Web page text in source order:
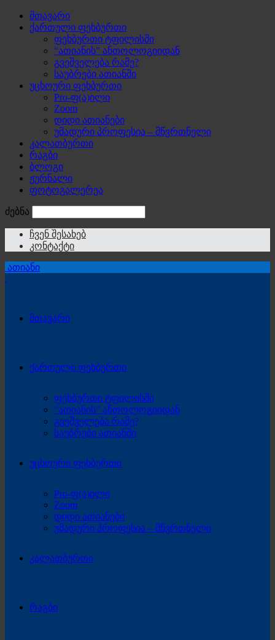
მთავარი
ქართული ფეხბურთი
ფეხბურთი ტფილისში
“ათიანის” ანთოლოგიიდან
გვეშველება რამე?
საუბრები ათიანში
უცხოური ფეხბურთი
Pro-ფ(ა)ილი
Zoom
დიდი ათიანები
უმადური პროფესია – მწვრთნელი
კალათბურთი
რაგბი
ბლოგი
ჟურნალი
ფოტოგალერეა
ძებნა
ჩვენ შესახებ
კონტაქტი
ათიანი
მთავარი
ქართული ფეხბურთი
ფეხბურთი ტფილისში
“ათიანის” ანთოლოგიიდან
გვეშველება რამე?
საუბრები ათიანში
უცხოური ფეხბურთი
Pro-ფ(ა)ილი
Zoom
დიდი ათიანები
უმადური პროფესია – მწვრთნელი
კალათბურთი
რაგბი